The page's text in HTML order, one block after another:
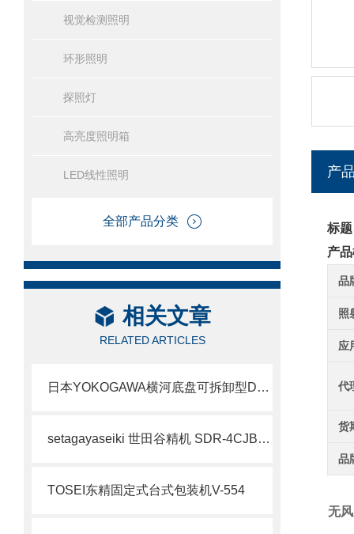
视觉检测照明
环形照明
探照灯
高亮度照明箱
LED线性照明
全部产品分类
相关文章
RELATED ARTICLES
日本YOKOGAWA横河底盘可拆卸型DX1000N
setagayaseiki 世田谷精机 SDR-4CJB6-52W 加长行程气动卡盘 简介
TOSEI东精固定式台式包装机V-554
产
标
产
品
照
应
代
货
品
无